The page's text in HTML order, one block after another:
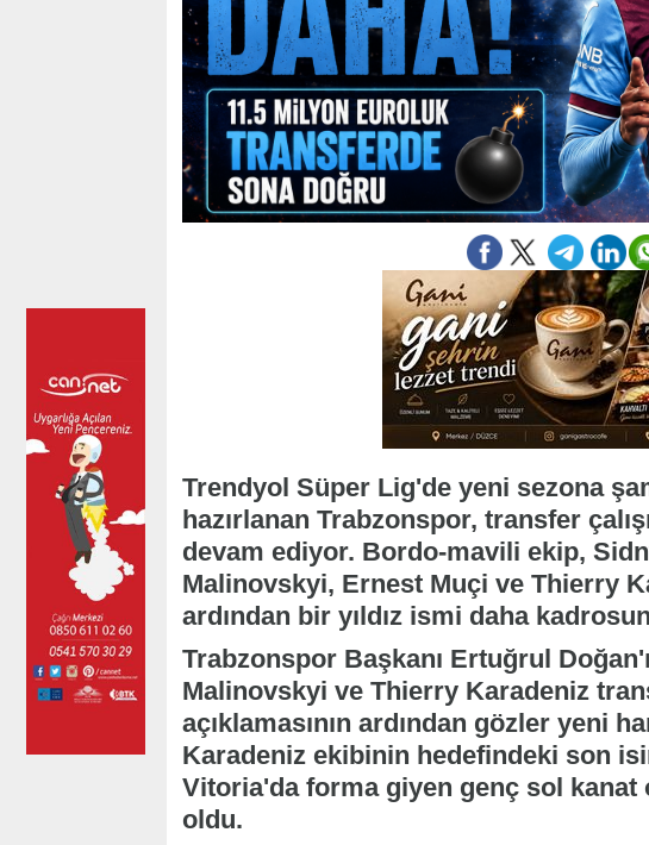
Trendyol Süper Lig'de yeni sezona
hazırlanan Trabzonspor, transfer
devam ediyor. Bordo-mavili ekip,
Malinovskyi, Ernest Muçi ve Thierry
ardından bir yıldız ismi daha
Trabzonspor Başkanı Ertuğrul
Malinovskyi ve Thierry Karadeniz
açıklamasının ardından gözler yeni
Karadeniz ekibinin hedefindeki son
Vitoria'da forma giyen genç sol kanat
oldu.